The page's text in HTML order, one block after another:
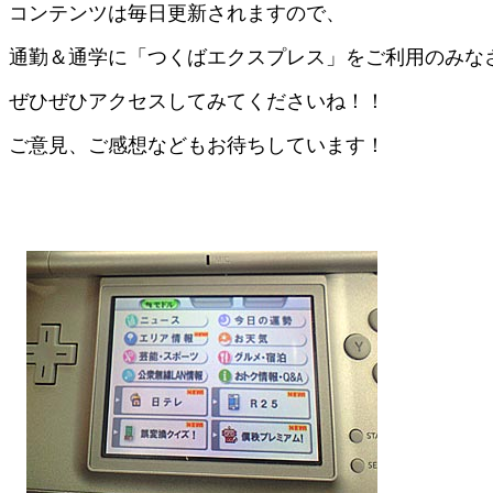
コンテンツは毎日更新されますので、
通勤＆通学に「つくばエクスプレス」をご利用のみな
ぜひぜひアクセスしてみてくださいね！！
ご意見、ご感想などもお待ちしています！